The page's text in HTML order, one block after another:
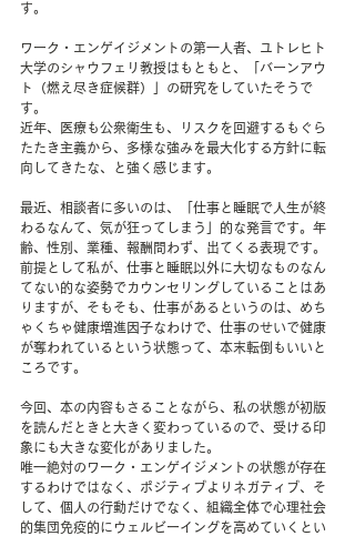
す。
ワーク・エンゲイジメントの第一人者、ユトレヒト
大学のシャウフェリ教授はもともと、「バーンアウ
ト（燃え尽き症候群）」の研究をしていたそうで
す。
近年、医療も公衆衛生も、リスクを回避するもぐら
たたき主義から、多様な強みを最大化する方針に転
向してきたな、と強く感じます。
最近、相談者に多いのは、「仕事と睡眠で人生が終
わるなんて、気が狂ってしまう」的な発言です。年
齢、性別、業種、報酬問わず、出てくる表現です。
前提として私が、仕事と睡眠以外に大切なものなん
てない的な姿勢でカウンセリングしていることはあ
りますが、そもそも、仕事があるというのは、めち
ゃくちゃ健康増進因子なわけで、仕事のせいで健康
が奪われているという状態って、本末転倒もいいと
ころです。
今回、本の内容もさることながら、私の状態が初版
を読んだときと大きく変わっているので、受ける印
象にも大きな変化がありました。
唯一絶対のワーク・エンゲイジメントの状態が存在
するわけではなく、ポジティブよりネガティブ、そ
して、個人の行動だけでなく、組織全体で心理社会
的集団免疫的にウェルビーイングを高めていくとい